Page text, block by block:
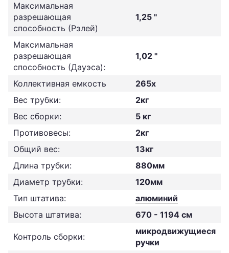
Максимальная
разрешающая
способность (Рэлей)
1,25 "
Максимальная
разрешающая
способность (Дауэса):
1,02 "
Коллективная емкость
265x
Вес трубки:
2кг
Вес сборки:
5 кг
Противовесы:
2кг
Общий вес:
13кг
Длина трубки:
880мм
Диаметр трубки:
120мм
Тип штатива:
алюминий
Высота штатива:
670 - 1194 см
Контроль сборки:
микродвижущиеся
ручки